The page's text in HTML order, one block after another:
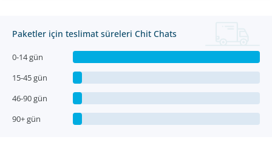
Paketler için teslimat süreleri Chit Chats
0-14 gün
15-45 gün
46-90 gün
90+ gün